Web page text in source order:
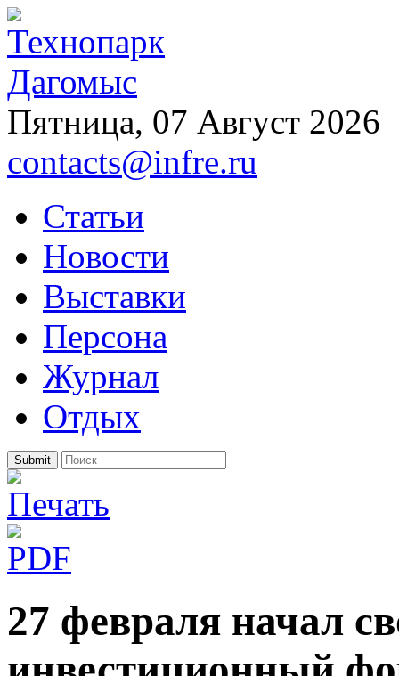
Пятница, 07 Август 2026
contacts@infre.ru
Статьи
Новости
Выставки
Персона
Журнал
Отдых
Submit
27 февраля начал